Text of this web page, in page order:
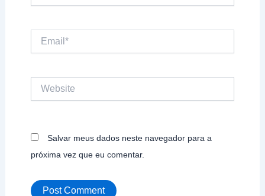
Salvar meus dados neste navegador para a
próxima vez que eu comentar.